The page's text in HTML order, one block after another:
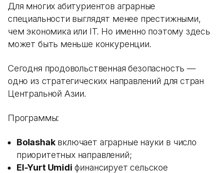
Для многих абитуриентов аграрные
специальности выглядят менее престижными,
чем экономика или IT. Но именно поэтому здесь
может быть меньше конкуренции.
Сегодня продовольственная безопасность —
одно из стратегических направлений для стран
Центральной Азии.
Программы:
Bolashakвключает аграрные науки в число
приоритетных направлений;
El-Yurt Umidi финансирует сельское